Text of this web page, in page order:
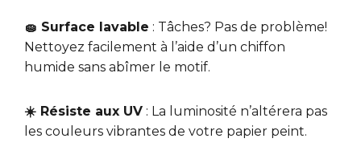
🧽 Surface lavable : Tâches? Pas de problème!
Nettoyez facilement à l’aide d’un chiffon
humide sans abîmer le motif.
☀️ Résiste aux UV : La luminosité n’altérera pas
les couleurs vibrantes de votre papier peint.